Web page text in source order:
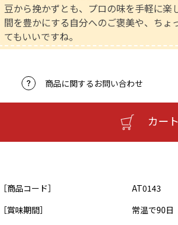
豆から挽かずとも、プロの味を手軽に楽
間を豊かにする自分へのご褒美や、ちょ
てもいいですね。
商品に関するお問い合わせ
カー
［商品コード］
AT0143
［賞味期間］
常温で90日